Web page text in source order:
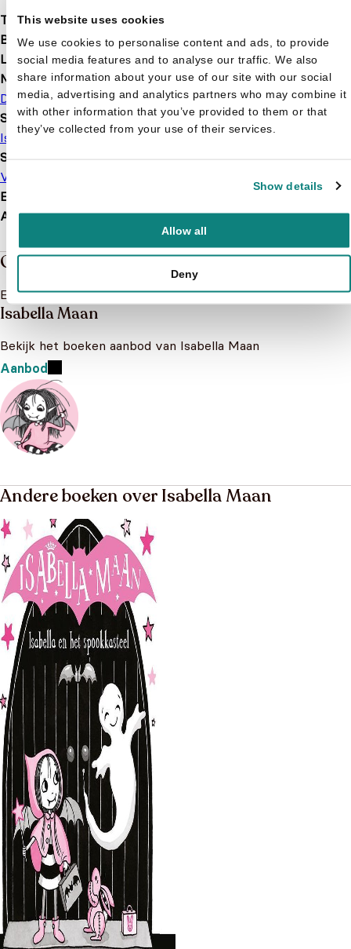
This website uses cookies
We use cookies to personalise content and ads, to provide
social media features and to analyse our traffic. We also
share information about your use of our site with our social
media, advertising and analytics partners who may combine it
with other information that you’ve provided to them or that
they’ve collected from your use of their services.
Show details
Allow all
Deny
Taalnl
BindwijzeHardcover
Leeftijd5 t/m 9 jaar
Merk
De Ballon
Serie of karakter
Isabella Maan
Soort boek
Vriendenboek
EAN
Afmetingen248 × 178 × 11 mm
Over de boeken van Isabella Maan
Er is nog niks geschreven over Isabella Maan
Isabella Maan
Bekijk het boeken aanbod van Isabella Maan
Aanbod
Andere boeken over Isabella Maan